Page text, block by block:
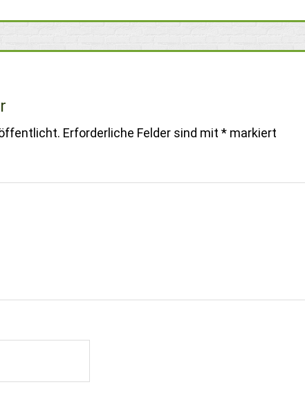
Erforderliche Felder sind mit * markiert